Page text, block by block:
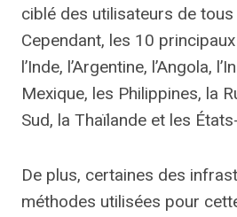
ciblé des utilisateurs de
Cependant, les 10
l’Inde, l’Argentine, l’Angola,
Mexique, les Philippines, la
Sud, la Thaïlande et les
De plus, certaines des
méthodes utilisées pour